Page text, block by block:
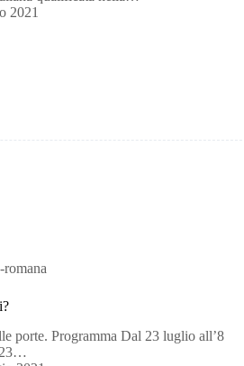
2021
porte. Programma Dal 23 luglio all’8
23…